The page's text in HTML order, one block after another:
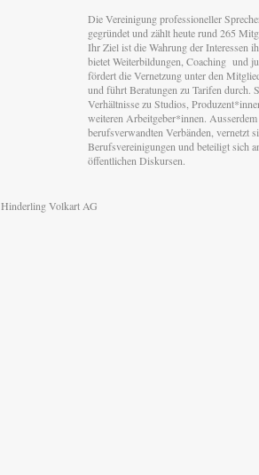
Die Vereinigung professioneller
gegründet und zählt heute rund 265
Ihr Ziel ist die Wahrung der Interessen
bietet Weiterbildungen, Coaching und
fördert die Vernetzung unter den
und führt Beratungen zu Tarifen durch.
Verhältnisse zu Studios,
weiteren Arbeitgeber*innen.
berufsverwandten Verbänden, vernetzt
Berufsvereinigungen und beteiligt sich
öffentlichen Diskursen.
Hinderling Volkart AG